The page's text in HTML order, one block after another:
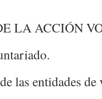
LA ACCIÓN
las entidades